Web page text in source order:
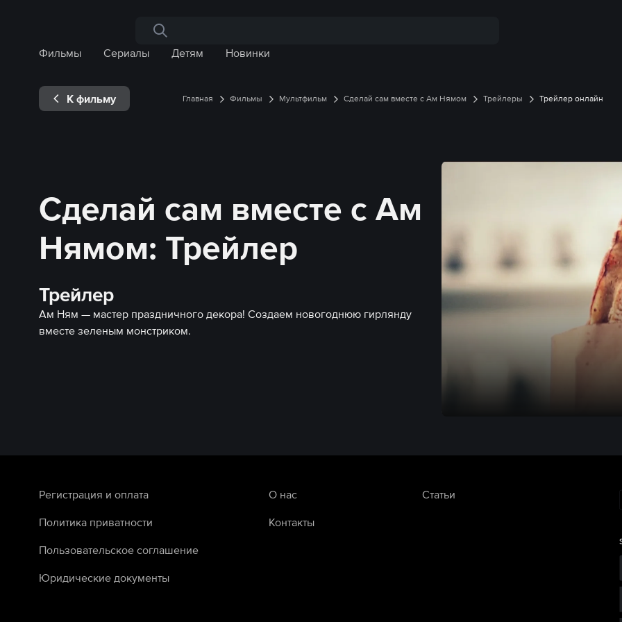
Поиск по сайту
Фильмы
Сериалы Детям Новинки
К фильму Главная Фильмы Мультфильм Сделай сам вместе с Ам Нямом Трейлеры Трейлер онлайн
Сделай сам вместе с Ам
Нямом: Трейлер
Трейлер
Ам Ням — мастер праздничного декора! Создаем новогоднюю гирлянду
вместе зеленым монстриком.
Регистрация и оплата
Политика приватности
Пользовательское соглашение
Юридические документы
О нас
Контакты
Статьи